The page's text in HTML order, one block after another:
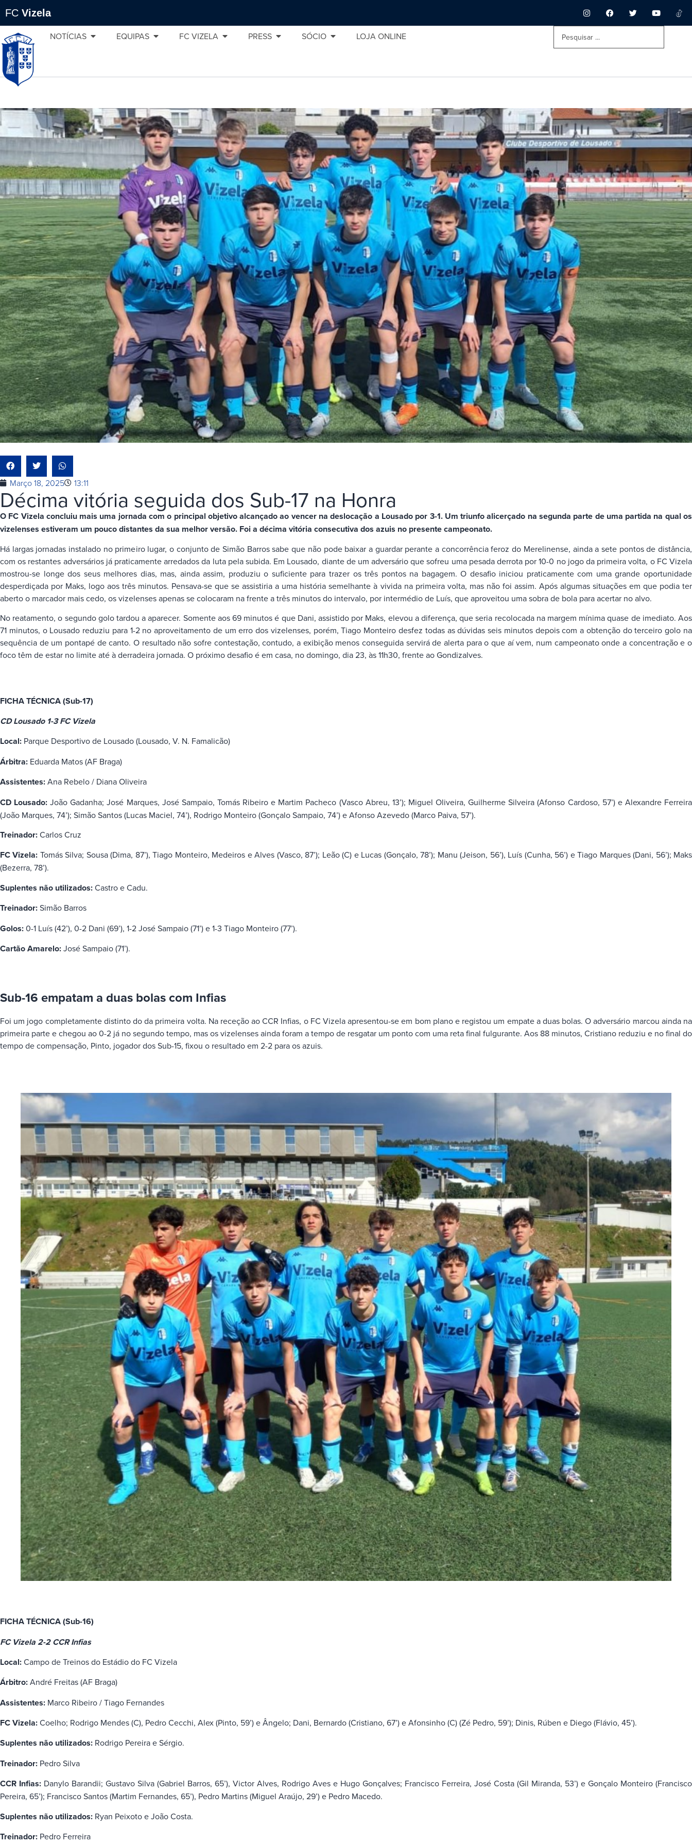
FC Vizela
NOTÍCIAS EQUIPAS FC VIZELA PRESS SÓCIO LOJA ONLINE
Março 18, 2025 13:11
Décima vitória seguida dos Sub-17 na Honra
O FC Vizela concluiu mais uma jornada com o principal objetivo alcançado ao vencer na deslocação a Lousado por 3-1. Um triunfo alicerçado na segunda parte de uma partida na qual os
vizelenses estiveram um pouco distantes da sua melhor versão. Foi a décima vitória consecutiva dos azuis no presente campeonato.
Há largas jornadas instalado no primeiro lugar, o conjunto de Simão Barros sabe que não pode baixar a guardar perante a concorrência feroz do Merelinense, ainda a sete pontos de distância,
com os restantes adversários já praticamente arredados da luta pela subida. Em Lousado, diante de um adversário que sofreu uma pesada derrota por 10-0 no jogo da primeira volta, o FC Vizela
mostrou-se longe dos seus melhores dias, mas, ainda assim, produziu o suficiente para trazer os três pontos na bagagem. O desafio iniciou praticamente com uma grande oportunidade
desperdiçada por Maks, logo aos três minutos. Pensava-se que se assistiria a uma história semelhante à vivida na primeira volta, mas não foi assim. Após algumas situações em que podia ter
aberto o marcador mais cedo, os vizelenses apenas se colocaram na frente a três minutos do intervalo, por intermédio de Luís, que aproveitou uma sobra de bola para acertar no alvo.
No reatamento, o segundo golo tardou a aparecer. Somente aos 69 minutos é que Dani, assistido por Maks, elevou a diferença, que seria recolocada na margem mínima quase de imediato. Aos
71 minutos, o Lousado reduziu para 1-2 no aproveitamento de um erro dos vizelenses, porém, Tiago Monteiro desfez todas as dúvidas seis minutos depois com a obtenção do terceiro golo na
sequência de um pontapé de canto. O resultado não sofre contestação, contudo, a exibição menos conseguida servirá de alerta para o que aí vem, num campeonato onde a concentração e o
foco têm de estar no limite até à derradeira jornada. O próximo desafio é em casa, no domingo, dia 23, às 11h30, frente ao Gondizalves.
FICHA TÉCNICA (Sub-17)
CD Lousado 1-3 FC Vizela
Local: Parque Desportivo de Lousado (Lousado, V. N. Famalicão)
Árbitra: Eduarda Matos (AF Braga)
Assistentes:Ana Rebelo / Diana Oliveira
CD Lousado: João Gadanha; José Marques, José Sampaio, Tomás Ribeiro e Martim Pacheco (Vasco Abreu, 13’); Miguel Oliveira, Guilherme Silveira (Afonso Cardoso, 57’) e Alexandre Ferreira
(João Marques, 74’); Simão Santos (Lucas Maciel, 74’), Rodrigo Monteiro (Gonçalo Sampaio, 74’) e Afonso Azevedo (Marco Paiva, 57’).
Treinador:Carlos Cruz
FC Vizela: Tomás Silva; Sousa (Dima, 87’), Tiago Monteiro, Medeiros e Alves (Vasco, 87’); Leão (C) e Lucas (Gonçalo, 78’); Manu (Jeison, 56’), Luís (Cunha, 56’) e Tiago Marques (Dani, 56’); Maks
(Bezerra, 78’).
Suplentes não utilizados:Castro e Cadu.
Treinador:Simão Barros
Golos:0-1 Luís (42’), 0-2 Dani (69’), 1-2 José Sampaio (71’) e 1-3 Tiago Monteiro (77’).
Cartão Amarelo:José Sampaio (71’).
Sub-16 empatam a duas bolas com Infias
Foi um jogo completamente distinto do da primeira volta. Na receção ao CCR Infias, o FC Vizela apresentou-se em bom plano e registou um empate a duas bolas. O adversário marcou ainda na
primeira parte e chegou ao 0-2 já no segundo tempo, mas os vizelenses ainda foram a tempo de resgatar um ponto com uma reta final fulgurante. Aos 88 minutos, Cristiano reduziu e no final do
tempo de compensação, Pinto, jogador dos Sub-15, fixou o resultado em 2-2 para os azuis.
FICHA TÉCNICA (Sub-16)
FC Vizela 2-2 CCR Infias
Local:Campo de Treinos do Estádio do FC Vizela
Árbitro:André Freitas (AF Braga)
Assistentes: Marco Ribeiro / Tiago Fernandes
FC Vizela:Coelho; Rodrigo Mendes (C), Pedro Cecchi, Alex (Pinto, 59’) e Ângelo; Dani, Bernardo (Cristiano, 67’) e Afonsinho (C) (Zé Pedro, 59’); Dinis, Rúben e Diego (Flávio, 45’).
Suplentes não utilizados: Rodrigo Pereira e Sérgio.
Treinador: Pedro Silva
CCR Infias: Danylo Barandii; Gustavo Silva (Gabriel Barros, 65’), Victor Alves, Rodrigo Aves e Hugo Gonçalves; Francisco Ferreira, José Costa (Gil Miranda, 53’) e Gonçalo Monteiro (Francisco
Pereira, 65’); Francisco Santos (Martim Fernandes, 65’), Pedro Martins (Miguel Araújo, 29’) e Pedro Macedo.
Suplentes não utilizados: Ryan Peixoto e João Costa.
Treinador: Pedro Ferreira